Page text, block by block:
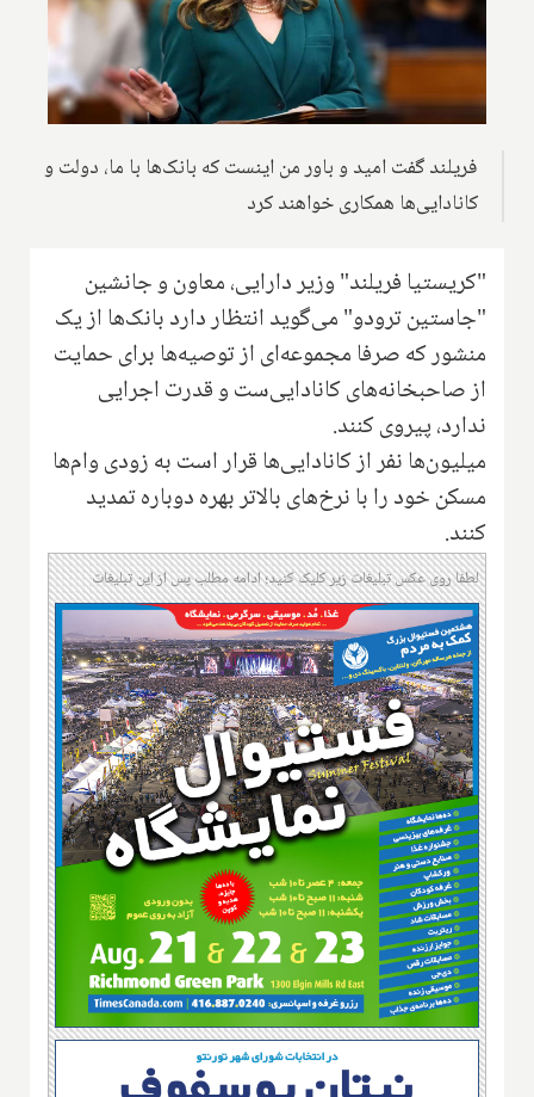
فریلند گفت امید و باور من اینست که بانک‌ها با ما، دولت و
کانادایی‌ها همکاری خواهند کرد
"کریستیا فریلند" وزیر دارایی، معاون و جانشین
"جاستین ترودو" می‌گوید انتظار دارد بانک‌ها از یک
منشور که صرفا مجموعه‌ای از توصیه‌ها برای حمایت
از صاحبخانه‌های کانادایی‌ست و قدرت اجرایی
ندارد، پیروی کنند.
میلیون‌ها نفر از کانادایی‌ها قرار است به زودی وام‌ها
مسکن خود را با نرخ‌های بالاتر بهره دوباره تمدید
کنند.
لطفا روی عکس تبلیغات زیر کلیک کنید؛ ادامه مطلب پس از این تبلیغات